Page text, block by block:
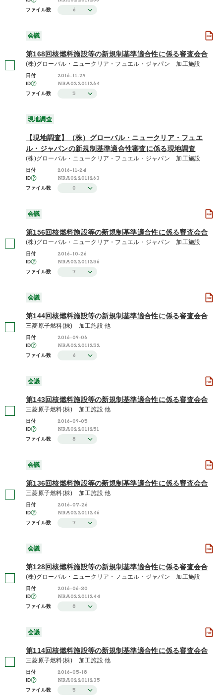
ファイル数 6
会議
第168回核燃料施設等の新規制基準適合性に係る審査会合
(株)グローバル・ニュークリア・フュエル・ジャパン 加工施設
日付 2016-11-29
ID NRA022011264
ファイル数 5
現地調査
【現地調査】（株）グローバル・ニュークリア・フュエ
ル・ジャパンの新規制基準適合性審査に係る現地調査
(株)グローバル・ニュークリア・フュエル・ジャパン 加工施設
日付 2016-11-24
ID NRA022011263
ファイル数 0
会議
第156回核燃料施設等の新規制基準適合性に係る審査会合
(株)グローバル・ニュークリア・フュエル・ジャパン 加工施設
日付 2016-10-26
ID NRA022011256
ファイル数 7
会議
第144回核燃料施設等の新規制基準適合性に係る審査会合
三菱原子燃料(株) 加工施設 他
日付 2016-09-06
ID NRA022011252
ファイル数 6
会議
第143回核燃料施設等の新規制基準適合性に係る審査会合
三菱原子燃料(株) 加工施設 他
日付 2016-09-05
ID NRA022011251
ファイル数 8
会議
第136回核燃料施設等の新規制基準適合性に係る審査会合
三菱原子燃料(株) 加工施設 他
日付 2016-07-26
ID NRA022011246
ファイル数 7
会議
第128回核燃料施設等の新規制基準適合性に係る審査会合
(株)グローバル・ニュークリア・フュエル・ジャパン 加工施設
日付 2016-06-30
ID NRA022011244
ファイル数 8
会議
第114回核燃料施設等の新規制基準適合性に係る審査会合
三菱原子燃料(株) 加工施設 他
日付 2016-05-18
ID NRA022011235
ファイル数 5